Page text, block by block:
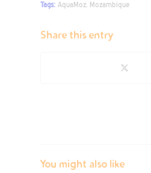
Tags: AquaMoz, Mozambique
Share this entry
You might also like